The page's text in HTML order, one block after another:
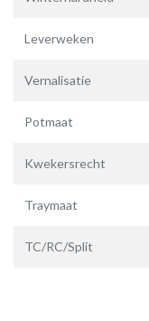
Leverweken
Vernalisatie
Potmaat
Kwekersrecht
Traymaat
TC/RC/Split